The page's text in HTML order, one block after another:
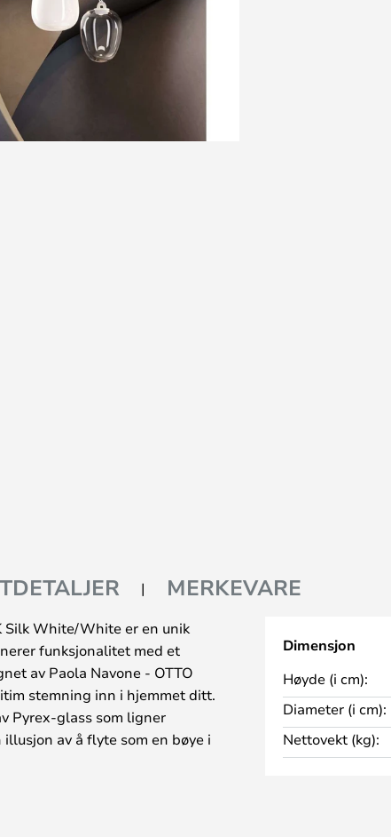
MERKEVARE
Silk White/White er en unik
funksjonalitet med et
av Paola Navone - OTTO
stemning inn i hjemmet ditt.
Pyrex-glass som ligner
av å flyte som en bøye i
Dimensjon
Høyde (i cm):
Diameter (i cm):
Nettovekt (kg):